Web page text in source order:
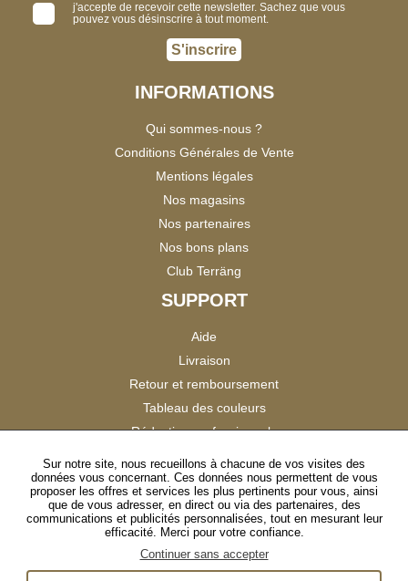
j'accepte de recevoir cette newsletter. Sachez que vous
pouvez vous désinscrire à tout moment.
S'inscrire
INFORMATIONS
Qui sommes-nous ?
Conditions Générales de Vente
Mentions légales
Nos magasins
Nos partenaires
Nos bons plans
Club Terräng
SUPPORT
Aide
Livraison
Retour et remboursement
Tableau des couleurs
Réduction professionnels
Satisfaction Clients
SUIVEZ-NOUS
Sur notre site, nous recueillons à chacune de vos visites des
données vous concernant. Ces données nous permettent de vous
proposer les offres et services les plus pertinents pour vous, ainsi
que de vous adresser, en direct ou via des partenaires, des
communications et publicités personnalisées, tout en mesurant leur
efficacité. Merci pour votre confiance.
Continuer sans accepter